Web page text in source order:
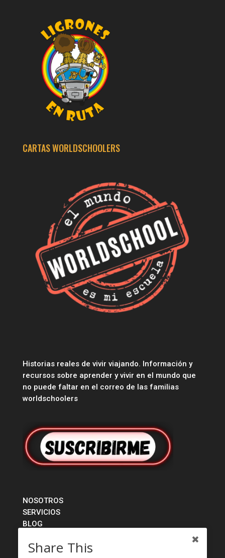
CARTAS WORLDSCHOOLERS
Historias reales de vivir viajando. Información y
recursos sobre aprender y vivir en el mundo que
no puede faltar en el correo de las familias
worldschoolers
NOSOTROS
SERVICIOS
BLOG
CONTACTO
Share This